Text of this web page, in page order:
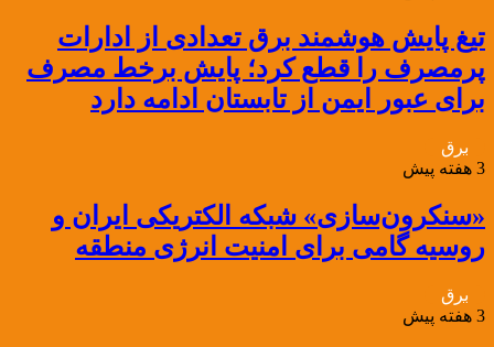
تیغ پایش هوشمند برق تعدادی از ادارات
پرمصرف را قطع کرد؛ پایش برخط مصرف
برای عبور ایمن از تابستان ادامه دارد
برق
3 هفته پیش
«سنکرون‌سازی» شبکه الکتریکی ایران و
روسیه گامی برای امنیت انرژی منطقه
برق
3 هفته پیش